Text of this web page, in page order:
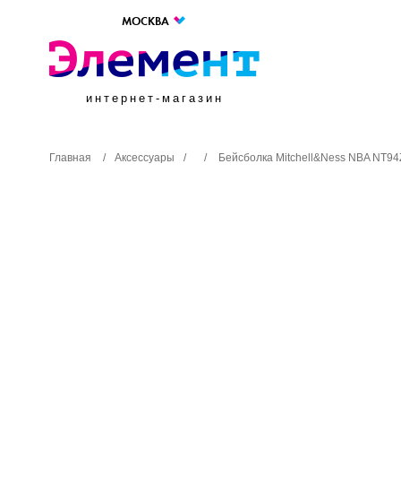
МОСКВА
интернет-магазин
Главная / Аксессуары / / Бейсболка Mitchell&Ness NBA